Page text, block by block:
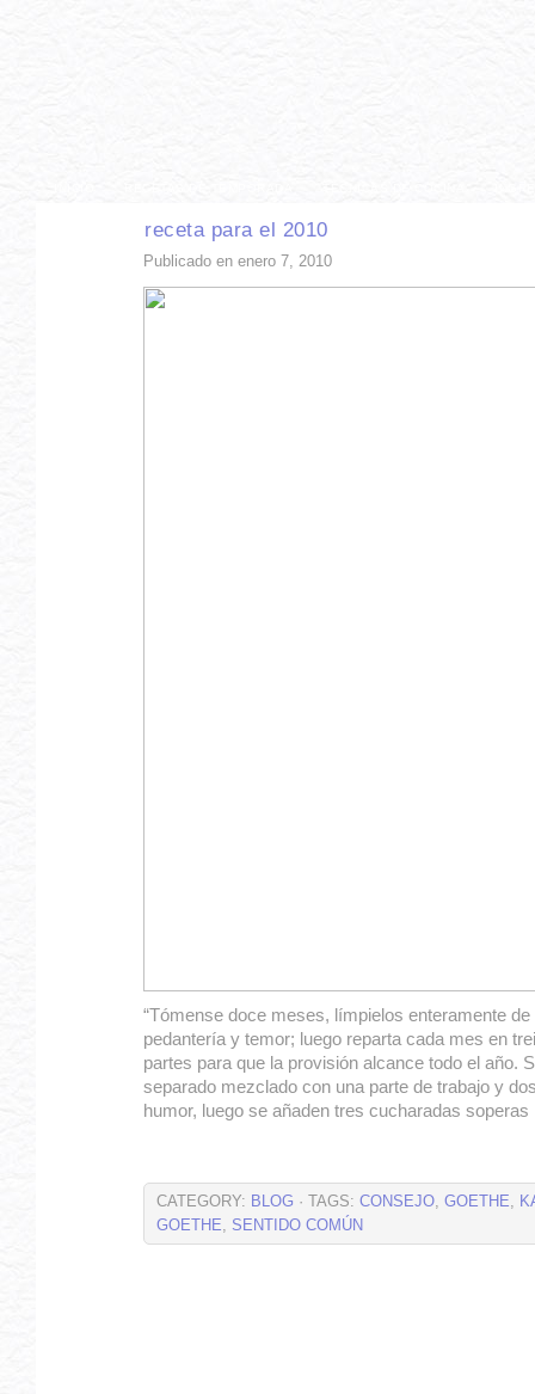
receta para el 2010
Publicado en enero 7, 2010
“Tómense doce meses, límpielos enteramente
pedantería y temor; luego reparta cada mes en
partes para que la provisión alcance todo el año.
separado mezclado con una parte de trabajo y
humor, luego se añaden tres cucharadas
CATEGORY: BLOG · TAGS: CONSEJO, GOETHE,
GOETHE, SENTIDO COMÚN